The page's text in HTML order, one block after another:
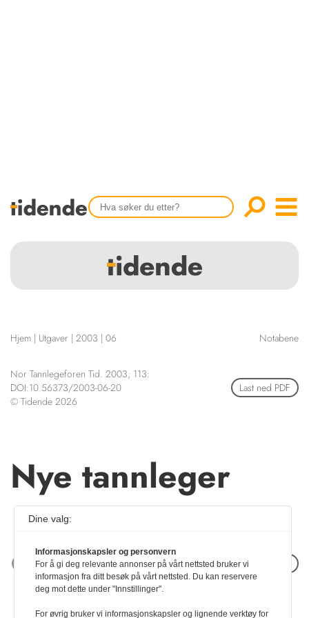
Tidligere utgaver
HENVISNINGER
KURSKALENDER
STILLINGER
KJØP & SALG
KONTAKT
Scientific articles
Publication and media
Hjem | Utgaver | 2003 | 06 Notabene
Nor Tannlegeforen Tid. 2003; 113:
DOI:10.56373/2003-06-20
© Tidende 2026
Last ned PDF
Nye tannleger
Neste artikkel
Dine valg:
Informasjonskapsler og personvern
For å gi deg relevante annonser på vårt nettsted bruker vi
informasjon fra ditt besøk på vårt nettsted. Du kan reservere
deg mot dette under "Innstillinger".
For øvrig bruker vi informasjonskapsler og lignende verktøy for